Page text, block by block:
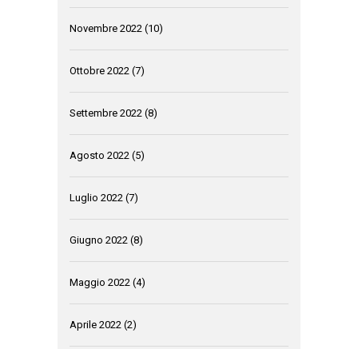
Novembre 2022 (10)
Ottobre 2022 (7)
Settembre 2022 (8)
Agosto 2022 (5)
Luglio 2022 (7)
Giugno 2022 (8)
Maggio 2022 (4)
Aprile 2022 (2)